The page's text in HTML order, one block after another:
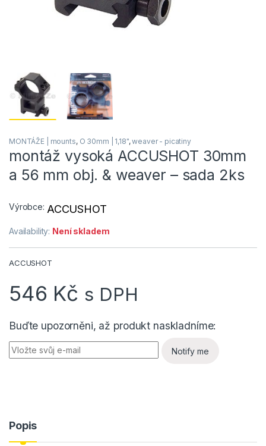
MONTÁŽE | mounts, O 30mm | 1,18",weaver - picatiny
montáž vysoká ACCUSHOT 30mm
a 56 mm obj. & weaver – sada 2ks
Výrobce: ACCUSHOT
Availability: Není skladem
ACCUSHOT
546 Kč s DPH
Buďte upozorněni, až produkt naskladníme:
Notify me
Popis